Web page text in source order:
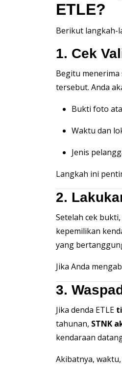
ETLE?
Berikut langkah-
1. Cek
Begitu menerima
tersebut. Anda
Bukti foto
Waktu dan
Jenis
Langkah ini
2.
Setelah cek bukti,
kepemilikan
yang
Jika Anda
3.
Jika denda ETLE
tahunan, STNK
kendaraan
Akibatnya,